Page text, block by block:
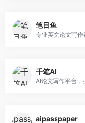
笔目鱼
千笔AI
aipasspaper